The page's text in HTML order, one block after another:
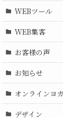
WEBツール
WEB集客
お客様の声
お知らせ
オンラインヨ
デザイン